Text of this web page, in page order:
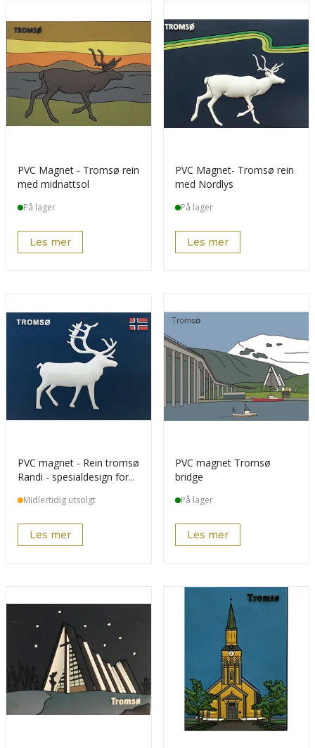
PVC Magnet - Tromsø rein
med midnattsol
På lager
Les mer
PVC Magnet- Tromsø rein
med Nordlys
På lager
Les mer
PVC magnet - Rein tromsø
Randi - spesialdesign for
Midlertidig utsolgt
Les mer
PVC magnet Tromsø
bridge
På lager
Les mer